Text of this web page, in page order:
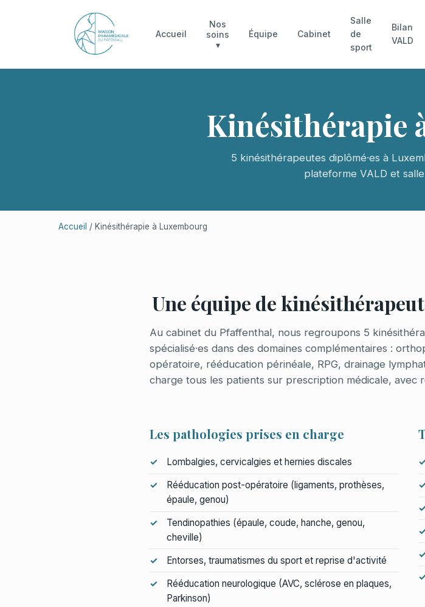
Accueil
Nos
soins
▾
Équipe Cabinet
Salle
de
sport
Bilan
VALD
Kinésithérapie
5 kinésithérapeutes diplômé·es à
plateforme VALD et
Accueil / Kinésithérapie à Luxembourg
Une équipe de
Au cabinet du Pfaffenthal, nous regroupons 5
spécialisé·es dans des domaines complémentaires :
opératoire, rééducation périnéale, RPG, drainage
charge tous les patients sur prescription médicale, avec
Les pathologies prises en charge
Lombalgies, cervicalgies et hernies discales
Rééducation post-opératoire (ligaments, prothèses,
épaule, genou)
Tendinopathies (épaule, coude, hanche, genou,
cheville)
Entorses, traumatismes du sport et reprise d'activité
Rééducation neurologique (AVC, sclérose en plaques,
Parkinson)